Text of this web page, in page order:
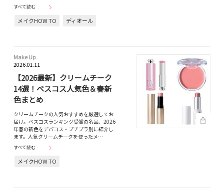
すべて読む
メイクHOW TO ディオール
Make Up
2026.01.11
【2026最新】クリームチーク
14選！ベスコス人気色＆春新
色まとめ
クリームチークの人気おすすめを厳選してお
届け。ベスコスランキング受賞の名品、2026
年春の新色をデパコス・プチプラ別に紹介し
ます。人気クリームチークを使ったメ…
すべて読む
メイクHOW TO